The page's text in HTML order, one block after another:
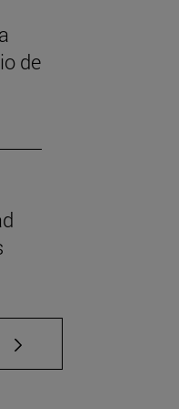
de
TAB para desplazarse.